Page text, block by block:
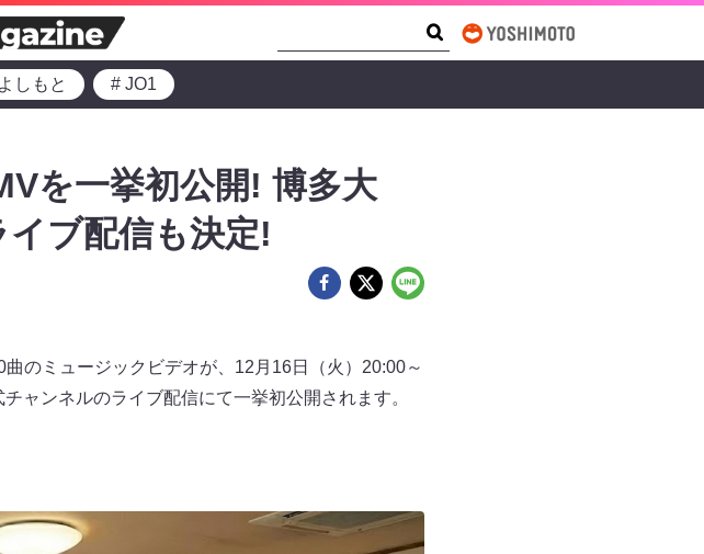
しもと # JO1
を一挙初公開! 博多大
ブ配信も決定!
のミュージックビデオが、12月16日（火）20:00～
ャンネルのライブ配信にて一挙初公開されます。